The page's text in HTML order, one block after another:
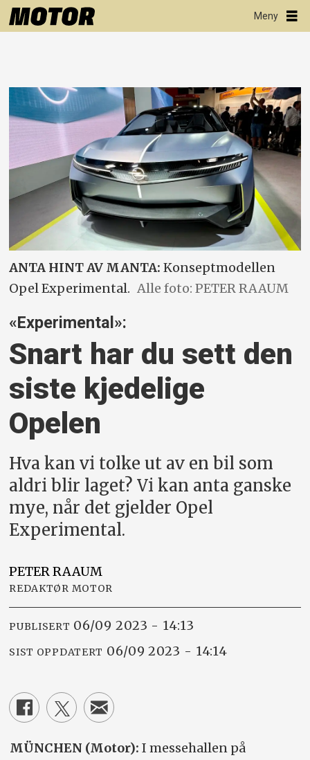
ANTA HINT AV MANTA:Konseptmodellen
Opel Experimental. Alle foto: PETER RAAUM
«Experimental»:
Snart har du sett den
siste kjedelige
Opelen
Hva kan vi tolke ut av en bil som
aldri blir laget? Vi kan anta ganske
mye, når det gjelder Opel
Experimental.
PETERRAAUM
REDAKTØR MOTOR
PUBLISERT 06/09 2023 - 14:13
SIST OPPDATERT 06/09 2023 - 14:14
MÜNCHEN (Motor): I messehallen på